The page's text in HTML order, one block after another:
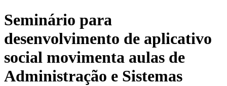
Seminário para
desenvolvimento de aplicativo
social movimenta aulas de
Administração e Sistemas